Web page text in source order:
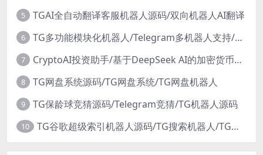
5 TGAI全自动翻译客服机器人源码/双向机器人AI翻译
6 TG多功能模块化机器人/Telegram多机器人支持/带搭建教程
7 CryptoAI投资助手/基于DeepSeek AI的加密货币分析TG机器人/实时行情+技术指标+投资建议
8 TG网盘系统源码/TG网盘系统/TG网盘机器人
9 TG保龄球竞猜源码/Telegram竞猜/TG机器人源码
10 TG谷歌超级索引机器人源码/TG搜索机器人/TG机器人源码